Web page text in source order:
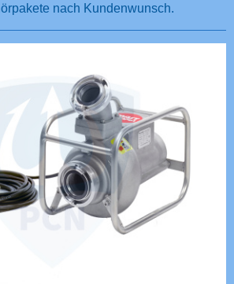
nach Kundenwunsch.